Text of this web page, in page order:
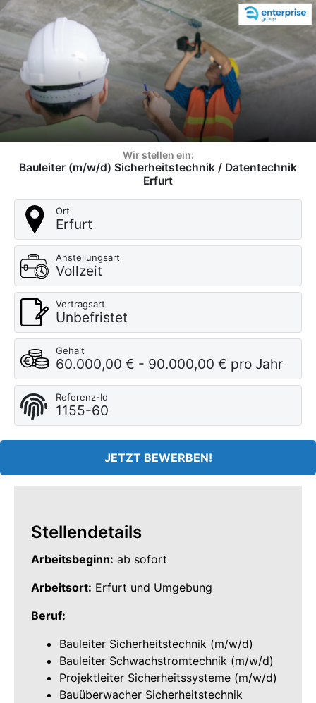
Wir stellen ein:
Bauleiter (m/w/d) Sicherheitstechnik / Datentechnik
Erfurt
Ort
Erfurt
Anstellungsart
Vollzeit
Vertragsart
Unbefristet
Gehalt
60.000,00 € - 90.000,00 € pro Jahr
Referenz-Id
1155-60
JETZT BEWERBEN!
Stellendetails
Arbeitsbeginn: ab sofort
Arbeitsort: Erfurt und Umgebung
Beruf:
Bauleiter Sicherheitstechnik (m/w/d)
Bauleiter Schwachstromtechnik (m/w/d)
Projektleiter Sicherheitssysteme (m/w/d)
Bauüberwacher Sicherheitstechnik